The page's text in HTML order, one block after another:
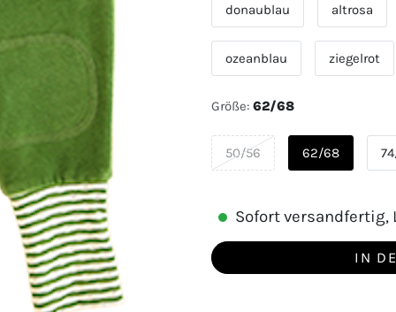
donaublau altrosa
ozeanblau ziegelrot
Größe: 62/68
50/56 62/68
Sofort versandfertig,
IN